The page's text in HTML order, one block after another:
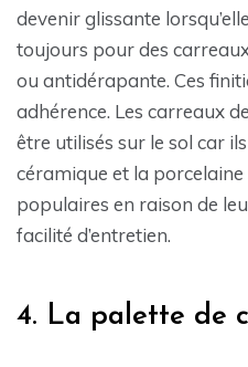
devenir glissante
toujours pour des
ou antidérapante. Ces
adhérence. Les carreaux
être utilisés sur le sol car
céramique et la
populaires en raison de
facilité d’entretien.
4. La palette de